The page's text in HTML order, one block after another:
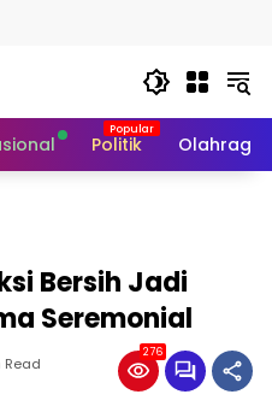
Politik Olahraga
Bersih Jadi
Seremonial
Read
276